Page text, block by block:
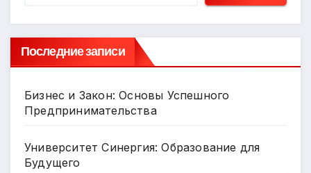
Последние записи
Бизнес и Закон: Основы Успешного
Предпринимательства
Университет Синергия: Образование для
Будущего